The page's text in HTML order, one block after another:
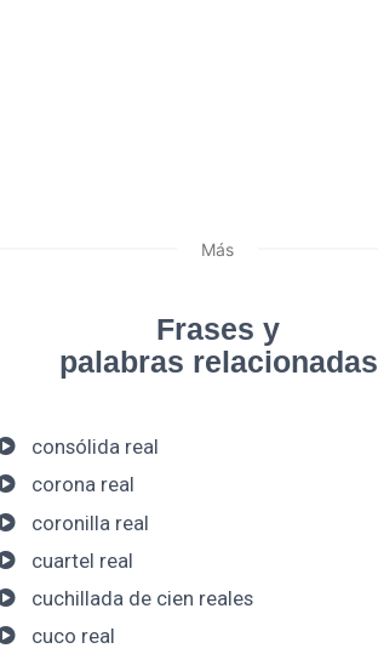
Más
Frases y
palabras relacionadas
consólida real
corona real
coronilla real
cuartel real
cuchillada de cien reales
cuco real